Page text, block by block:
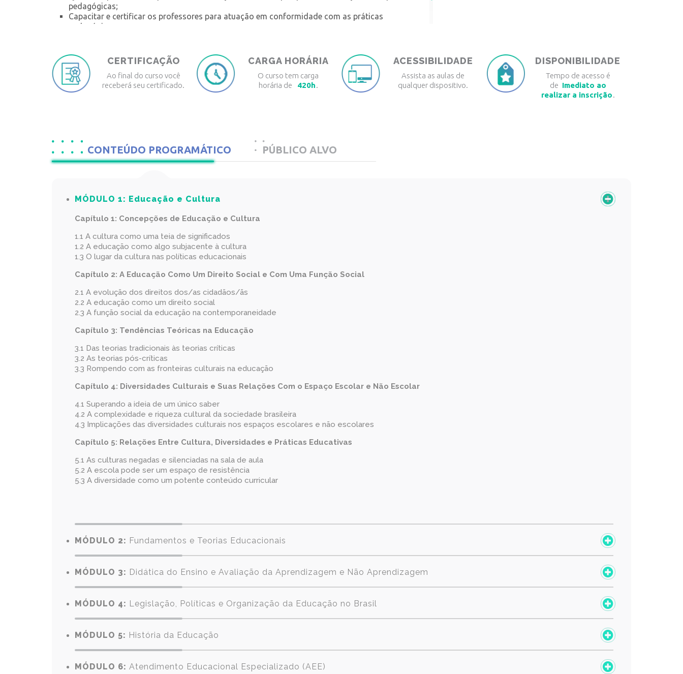
pedagógicas;
Capacitar e certificar os professores para atuação em conformidade com as práticas
pedagógicas;
CARGA HORÁRIA
O curso tem carga
horária de
420h.
CERTIFICAÇÃO
Ao final do curso você
receberá seu certificado.
ACESSIBILIDADE
Assista as aulas de
qualquer dispositivo.
DISPONIBILIDADE
Tempo de acesso é
de Imediato ao
realizar a inscrição.
CONTEÚDO PROGRAMÁTICO PÚBLICO ALVO
MÓDULO 1: Educação e Cultura
Capítulo 1: Concepções de Educação e Cultura
1.1 A cultura como uma teia de significados
1.2 A educação como algo subjacente à cultura
1.3 O lugar da cultura nas políticas educacionais
Capítulo 2: A Educação Como Um Direito Social e Com Uma Função Social
2.1 A evolução dos direitos dos/as cidadãos/ãs
2.2 A educação como um direito social
2.3 A função social da educação na contemporaneidade
Capítulo 3: Tendências Teóricas na Educação
3.1 Das teorias tradicionais às teorias críticas
3.2 As teorias pós-críticas
3.3 Rompendo com as fronteiras culturais na educação
Capítulo 4: Diversidades Culturais e Suas Relações Com o Espaço Escolar e Não Escolar
4.1 Superando a ideia de um único saber
4.2 A complexidade e riqueza cultural da sociedade brasileira
4.3 Implicações das diversidades culturais nos espaços escolares e não escolares
Capítulo 5: Relações Entre Cultura, Diversidades e Práticas Educativas
5.1 As culturas negadas e silenciadas na sala de aula
5.2 A escola pode ser um espaço de resistência
5.3 A diversidade como um potente conteúdo curricular
MÓDULO 2: Fundamentos e Teorias Educacionais
MÓDULO 3: Didática do Ensino e Avaliação da Aprendizagem e Não Aprendizagem
MÓDULO 4: Legislação, Políticas e Organização da Educação no Brasil
MÓDULO 5: História da Educação
MÓDULO 6: Atendimento Educacional Especializado (AEE)